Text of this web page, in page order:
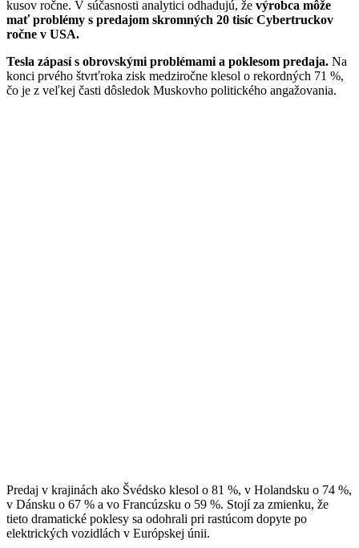
kusov ročne. V súčasnosti analytici odhadujú, že výrobca môže
mať problémy s predajom skromných 20 tisíc Cybertruckov
ročne v USA.
Tesla zápasí s obrovskými problémami a poklesom predaja. Na
konci prvého štvrťroka zisk medziročne klesol o rekordných 71 %,
čo je z veľkej časti dôsledok Muskovho politického angažovania.
Predaj v krajinách ako Švédsko klesol o 81 %, v Holandsku o 74 %,
v Dánsku o 67 % a vo Francúzsku o 59 %. Stojí za zmienku, že
tieto dramatické poklesy sa odohrali pri rastúcom dopyte po
elektrických vozidlách v Európskej únii.